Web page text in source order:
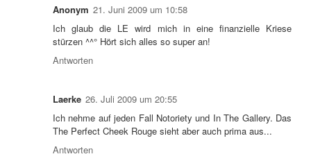
Anonym 21. Juni 2009 um 10:58
Ich glaub die LE wird mich in eine finanzielle Kriese
stürzen ^^° Hört sich alles so super an!
Antworten
Laerke 26. Juli 2009 um 20:55
Ich nehme auf jeden Fall Notoriety und In The Gallery. Das
The Perfect Cheek Rouge sieht aber auch prima aus...
Antworten